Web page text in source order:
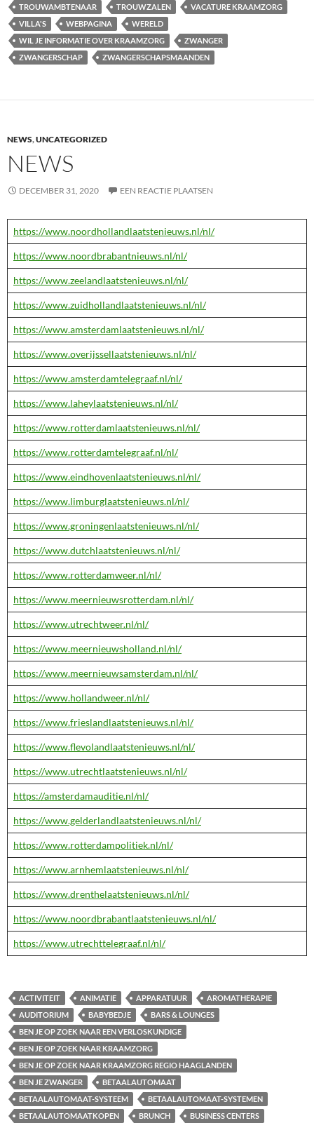
TROUWAMBTENAAR
TROUWZALEN
VACATURE KRAAMZORG
VILLA'S
WEBPAGINA
WERELD
WIL JE INFORMATIE OVER KRAAMZORG
ZWANGER
ZWANGERSCHAP
ZWANGERSCHAPSMAANDEN
NEWS,UNCATEGORIZED
NEWS
DECEMBER 31, 2020 EEN REACTIE PLAATSEN
https://www.noordhollandlaatstenieuws.nl/nl/
https://www.noordbrabantnieuws.nl/nl/
https://www.zeelandlaatstenieuws.nl/nl/
https://www.zuidhollandlaatstenieuws.nl/nl/
https://www.amsterdamlaatstenieuws.nl/nl/
https://www.overijssellaatstenieuws.nl/nl/
https://www.amsterdamtelegraaf.nl/nl/
https://www.laheylaatstenieuws.nl/nl/
https://www.rotterdamlaatstenieuws.nl/nl/
https://www.rotterdamtelegraaf.nl/nl/
https://www.eindhovenlaatstenieuws.nl/nl/
https://www.limburglaatstenieuws.nl/nl/
https://www.groningenlaatstenieuws.nl/nl/
https://www.dutchlaatstenieuws.nl/nl/
https://www.rotterdamweer.nl/nl/
https://www.meernieuwsrotterdam.nl/nl/
https://www.utrechtweer.nl/nl/
https://www.meernieuwsholland.nl/nl/
https://www.meernieuwsamsterdam.nl/nl/
https://www.hollandweer.nl/nl/
https://www.frieslandlaatstenieuws.nl/nl/
https://www.flevolandlaatstenieuws.nl/nl/
https://www.utrechtlaatstenieuws.nl/nl/
https://amsterdamauditie.nl/nl/
https://www.gelderlandlaatstenieuws.nl/nl/
https://www.rotterdampolitiek.nl/nl/
https://www.arnhemlaatstenieuws.nl/nl/
https://www.drenthelaatstenieuws.nl/nl/
https://www.noordbrabantlaatstenieuws.nl/nl/
https://www.utrechttelegraaf.nl/nl/
ACTIVITEIT ANIMATIE APPARATUUR
AROMATHERAPIE
AUDITORIUM
BABYBEDJE
BARS & LOUNGES
BEN JE OP ZOEK NAAR EEN VERLOSKUNDIGE
BEN JE OP ZOEK NAAR KRAAMZORG
BEN JE OP ZOEK NAAR KRAAMZORG REGIO HAAGLANDEN
BEN JE ZWANGER
BETAALAUTOMAAT
BETAALAUTOMAAT-SYSTEEM
BETAALAUTOMAAT-SYSTEMEN
BETAALAUTOMAATKOPEN
BRUNCH BUSINESS CENTERS